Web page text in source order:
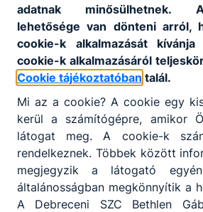
adatnak minősülhetnek.
lehetősége van dönteni arról,
cookie-k alkalmazását
cookie-k alkalmazásáról
Cookie tájékoztatóban talál.
Mi az a cookie? A cookie egy
kerül a számítógépre, amikor
látogat meg. A cookie-k
rendelkeznek. Többek között
megjegyzik a látogató
általánosságban megkönnyítik a
A Debreceni SZC Bethlen